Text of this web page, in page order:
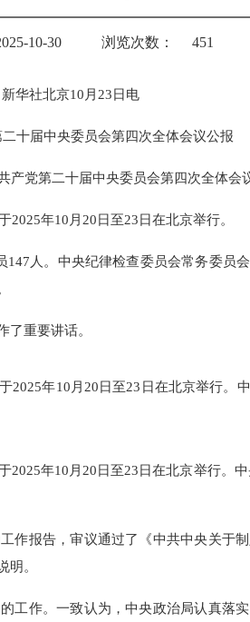
10-30 浏览次数： 451
新华社北京10月23日电
十届中央委员会第四次全体会议公报
产党第二十届中央委员会第四次全体会
年10月20日至23日在北京举行。
人。中央纪律检查委员会常务委员
了重要讲话。
2025年10月20日至23日在北京举行。
2025年10月20日至23日在北京举行。
作报告，审议通过了《中共中央关于
明。
工作。一致认为，中央政治局认真落